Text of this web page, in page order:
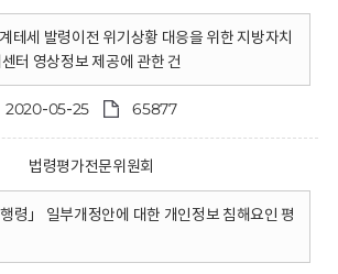
테세 발령이전 위기상황 대응을 위한 지방자치
터 영상정보 제공에 관한 건
2020-05-25 65877
법령평가전문위원회
령」 일부개정안에 대한 개인정보 침해요인 평